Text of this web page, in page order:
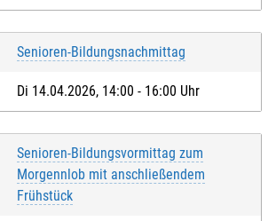
Senioren-Bildungsnachmittag
Di 14.04.2026, 14:00 - 16:00 Uhr
Senioren-Bildungsvormittag zum
Morgennlob mit anschließendem
Frühstück